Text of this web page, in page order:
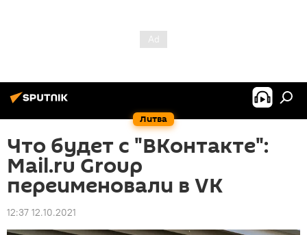
Литва
Что будет с "ВКонтакте":
Mail.ru Group
переименовали в VK
12:37 12.10.2021